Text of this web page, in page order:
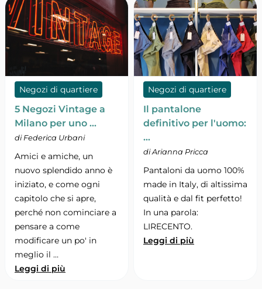
Negozi di quartiere
5 Negozi Vintage a
Milano per uno …
di Federica Urbani
Amici e amiche, un
nuovo splendido anno è
iniziato, e come ogni
capitolo che si apre,
perché non cominciare a
pensare a come
modificare un po' in
meglio il …
Leggi di più
Negozi di quartiere
Il pantalone
definitivo per l'uomo:
…
di Arianna Pricca
Pantaloni da uomo 100%
made in Italy, di altissima
qualità e dal fit perfetto!
In una parola:
LIRECENTO.
Leggi di più